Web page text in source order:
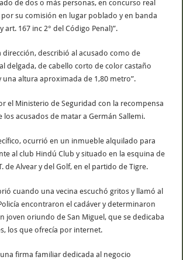
de dos o más personas, en concurso real
su comisión en lugar poblado y en banda
art. 167 inc 2° del Código Penal)”.
dirección, describió al acusado como de
delgada, de cabello corto de color castaño
una altura aproximada de 1,80 metro”.
el Ministerio de Seguridad con la recompensa
acusados de matar a Germán Sallemi.
ocurrió en un inmueble alquilado para
al club Hindú Club y situado en la esquina de
de Alvear y del Golf, en el partido de Tigre.
cuando una vecina escuchó gritos y llamó al
encontraron el cadáver y determinaron
joven oriundo de San Miguel, que se dedicaba
los que ofrecía por internet.
firma familiar dedicada al negocio